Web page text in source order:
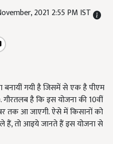
2021 2:55 PM IST
गयी है जिसमें से एक है पीएम
है कि इस योजना की 10वीं
तक आ जाएगी. ऐसे में किसानों को
हैं, तो आइये जानते हैं इस योजना से